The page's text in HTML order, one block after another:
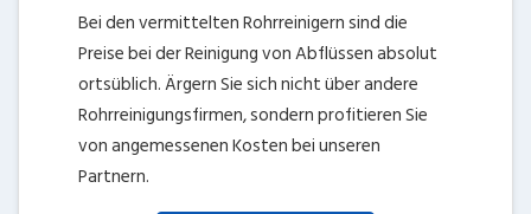
Bei den vermittelten Rohrreinigern sind die
Preise bei der Reinigung von Abflüssen absolut
ortsüblich. Ärgern Sie sich nicht über andere
Rohrreinigungsfirmen, sondern profitieren Sie
von angemessenen Kosten bei unseren
Partnern.